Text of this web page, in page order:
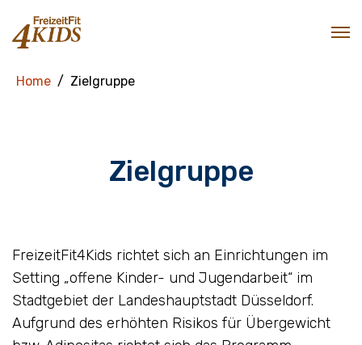
Home Zielgruppe
Zielgruppe
FreizeitFit4Kids richtet sich an Einrichtungen im
Setting „offene Kinder- und Jugendarbeit“ im
Stadtgebiet der Landeshauptstadt Düsseldorf.
Aufgrund des erhöhten Risikos für Übergewicht